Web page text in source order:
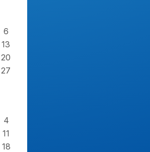
6
13
20
27
4
11
18